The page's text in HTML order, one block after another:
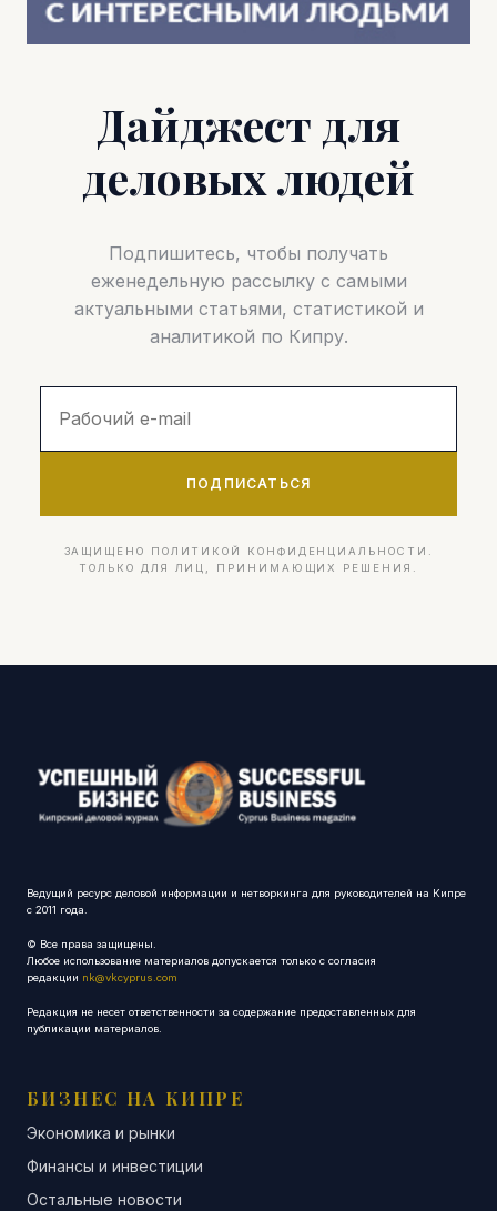
Дайджест для
деловых людей
Подпишитесь, чтобы получать
еженедельную рассылку с самыми
актуальными статьями, статистикой и
аналитикой по Кипру.
ПОДПИСАТЬСЯ
ЗАЩИЩЕНО ПОЛИТИКОЙ КОНФИДЕНЦИАЛЬНОСТИ.
ТОЛЬКО ДЛЯ ЛИЦ, ПРИНИМАЮЩИХ РЕШЕНИЯ.
Ведущий ресурс деловой информации и нетворкинга для руководителей на Кипре
с 2011 года.
© Все права защищены.
Любое использование материалов допускается только с согласия
редакции nk@vkcyprus.com
Редакция не несет ответственности за содержание предоставленных для
публикации материалов.
БИЗНЕС НА КИПРЕ
Экономика и рынки
Финансы и инвестиции
Остальные новости